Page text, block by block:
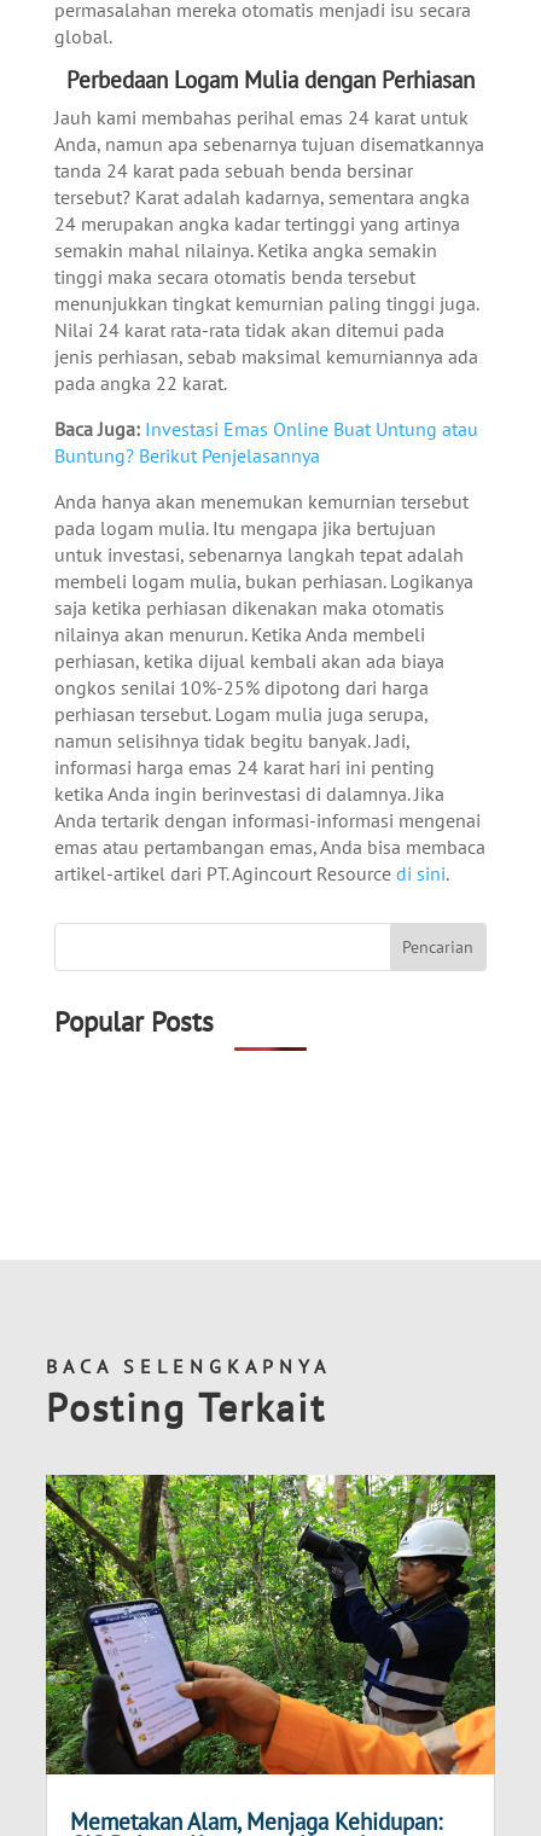
permasalahan mereka otomatis menjadi isu secara
global.
Perbedaan Logam Mulia dengan Perhiasan
Jauh kami membahas perihal emas 24 karat untuk
Anda, namun apa sebenarnya tujuan disematkannya
tanda 24 karat pada sebuah benda bersinar
tersebut? Karat adalah kadarnya, sementara angka
24 merupakan angka kadar tertinggi yang artinya
semakin mahal nilainya. Ketika angka semakin
tinggi maka secara otomatis benda tersebut
menunjukkan tingkat kemurnian paling tinggi juga.
Nilai 24 karat rata-rata tidak akan ditemui pada
jenis perhiasan, sebab maksimal kemurniannya ada
pada angka 22 karat.
Baca Juga: Investasi Emas Online Buat Untung atau
Buntung? Berikut Penjelasannya
Anda hanya akan menemukan kemurnian tersebut
pada logam mulia. Itu mengapa jika bertujuan
untuk investasi, sebenarnya langkah tepat adalah
membeli logam mulia, bukan perhiasan. Logikanya
saja ketika perhiasan dikenakan maka otomatis
nilainya akan menurun. Ketika Anda membeli
perhiasan, ketika dijual kembali akan ada biaya
ongkos senilai 10%-25% dipotong dari harga
perhiasan tersebut. Logam mulia juga serupa,
namun selisihnya tidak begitu banyak. Jadi,
informasi harga emas 24 karat hari ini penting
ketika Anda ingin berinvestasi di dalamnya. Jika
Anda tertarik dengan informasi-informasi mengenai
emas atau pertambangan emas, Anda bisa membaca
artikel-artikel dari PT. Agincourt Resource di sini.
Popular Posts
BACA SELENGKAPNYA
Posting Terkait
Memetakan Alam, Menjaga Kehidupan: